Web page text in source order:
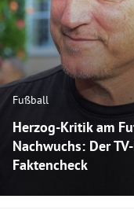
Fußball
Herzog-Kritik am
Nachwuchs: Der
Faktencheck